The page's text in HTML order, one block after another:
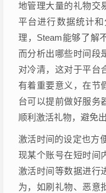
地管理大量的礼物交
平台进行数据统计
理，Steam能够了解
而分析出哪些时间段
对冷清，这对于平台
有着重要意义，在节
台可以提前做好服务
顺利激活礼物，避免
激活时间的设定也方
现某个账号在短时间
激活时间等数据进行
为，如刷礼物、恶意